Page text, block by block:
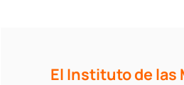
El Instituto de las